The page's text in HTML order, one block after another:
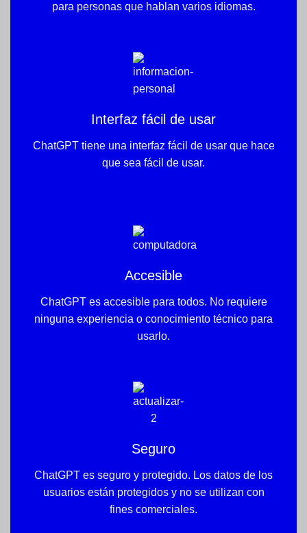
para personas que hablan varios idiomas.
Interfaz fácil de usar
ChatGPT tiene una interfaz fácil de usar que hace
que sea fácil de usar.
Accesible
ChatGPT es accesible para todos. No requiere
ninguna experiencia o conocimiento técnico para
usarlo.
Seguro
ChatGPT es seguro y protegido. Los datos de los
usuarios están protegidos y no se utilizan con
fines comerciales.